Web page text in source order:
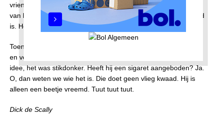
vriendin, je zwemkunst, je school, je kleren, kortom over de zin
van het leven. En de belangrijkste: als het water maar niet koud
is. Help roepen in die herrie was zinloos.
Toen ik ongedeerd in Noord aankwam, belde ik thuis de politie
en vertelde over mijn avontuur. Hoe zag die man eruit? Geen
idee, het was stikdonker. Heeft hij een sigaret aangeboden? Ja.
O, dan weten we wie het is. Die doet geen vlieg kwaad. Hij is
alleen een beetje vreemd. Tuut tuut tuut.
Dick de Scally